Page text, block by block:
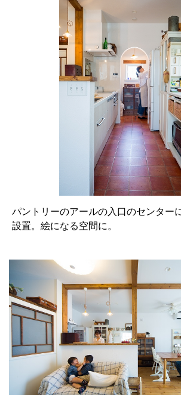
パントリーのアールの入口のセンター
設置。絵になる空間に。